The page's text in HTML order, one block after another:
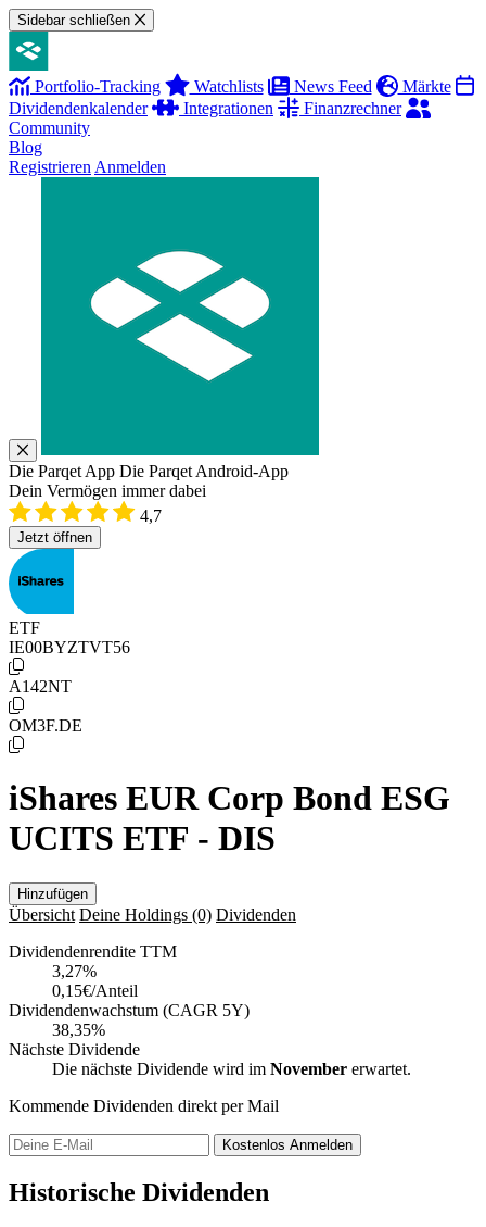
Sidebar schließen
Portfolio-Tracking Watchlists News Feed
Märkte
Dividendenkalender
Integrationen
Finanzrechner
Community
Blog
Registrieren Anmelden
Die Parqet App Die Parqet Android-App
Dein Vermögen immer dabei
4,7
Jetzt öffnen
ETF
IE00BYZTVT56
A142NT
OM3F.DE
iShares EUR Corp Bond ESG
UCITS ETF - DIS
Hinzufügen
Übersicht Deine Holdings (0) Dividenden
Dividendenrendite TTM
3,27%
0,15€/Anteil
Dividendenwachstum (CAGR 5Y)
38,35%
Nächste Dividende
Die nächste Dividende wird im November erwartet.
Kommende Dividenden direkt per Mail
Kostenlos Anmelden
Historische Dividenden